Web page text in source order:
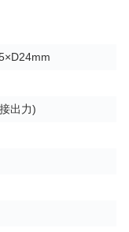
出力)